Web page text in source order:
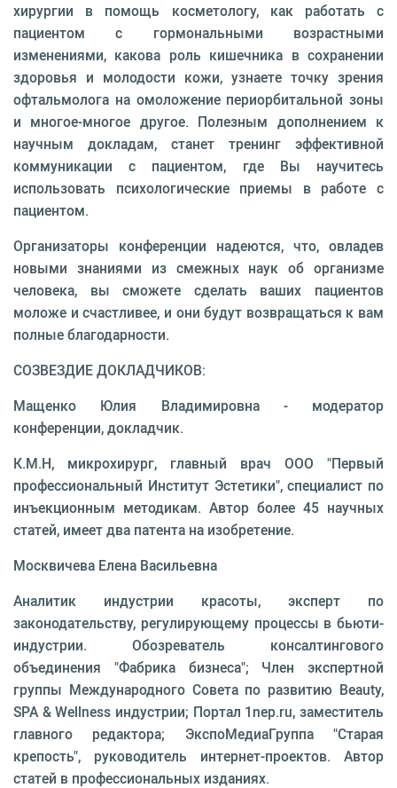
хирургии в помощь косметологу, как работать с
пациентом с гормональными возрастными
изменениями, какова роль кишечника в сохранении
здоровья и молодости кожи, узнаете точку зрения
офтальмолога на омоложение периорбитальной зоны
и многое-многое другое. Полезным дополнением к
научным докладам, станет тренинг эффективной
коммуникации с пациентом, где Вы научитесь
использовать психологические приемы в работе с
пациентом.
Организаторы конференции надеются, что, овладев
новыми знаниями из смежных наук об организме
человека, вы сможете сделать ваших пациентов
моложе и счастливее, и они будут возвращаться к вам
полные благодарности.
СОЗВЕЗДИЕ ДОКЛАДЧИКОВ:
Мащенко Юлия Владимировна - модератор
конференции, докладчик.
К.М.Н, микрохирург, главный врач ООО "Первый
профессиональный Институт Эстетики", специалист по
инъекционным методикам. Автор более 45 научных
статей, имеет два патента на изобретение.
Москвичева Елена Васильевна
Аналитик индустрии красоты, эксперт по
законодательству, регулирующему процессы в бьюти-
индустрии. Обозреватель консалтингового
объединения "Фабрика бизнеса"; Член экспертной
группы Международного Совета по развитию Beauty,
SPA & Wellness индустрии; Портал 1nep.ru, заместитель
главного редактора; ЭкспоМедиаГруппа "Старая
крепость", руководитель интернет-проектов. Автор
статей в профессиональных изданиях.